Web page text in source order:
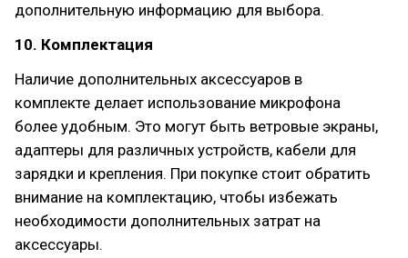
дополнительную информацию для выбора.
10. Комплектация
Наличие дополнительных аксессуаров в
комплекте делает использование микрофона
более удобным. Это могут быть ветровые экраны,
адаптеры для различных устройств, кабели для
зарядки и крепления. При покупке стоит обратить
внимание на комплектацию, чтобы избежать
необходимости дополнительных затрат на
аксессуары.